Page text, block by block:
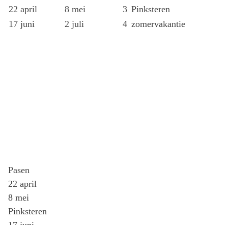
22 april
8 mei 3 Pinksteren
17 juni
2 juli 4 zomervakantie
Pasen
22 april
8 mei
Pinksteren